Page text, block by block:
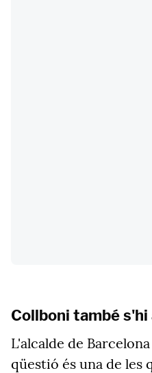
Collboni també
L'alcalde de
qüestió és una de les